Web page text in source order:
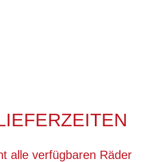
alle verfügbaren Räder